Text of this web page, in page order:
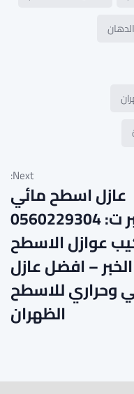
Next:
عازل اسطح مائي
الخبر ت: 0560229304
عوازل الاسطح
الخبر – افضل عازل
وحراري للاسطح
الظهران